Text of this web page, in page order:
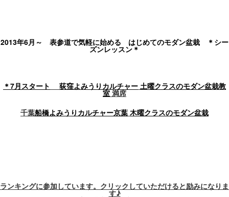
2013年6月～ 表参道で気軽に始める はじめてのモダン盆栽 ＊シー
ズンレッスン＊
＊7月スタート 荻窪よみうりカルチャー 土曜クラスのモダン盆栽教
室満席
千葉船橋よみうりカルチャー京葉 木曜クラスのモダン盆栽
ランキングに参加しています。 クリックしていただけると励みになりま
す♪